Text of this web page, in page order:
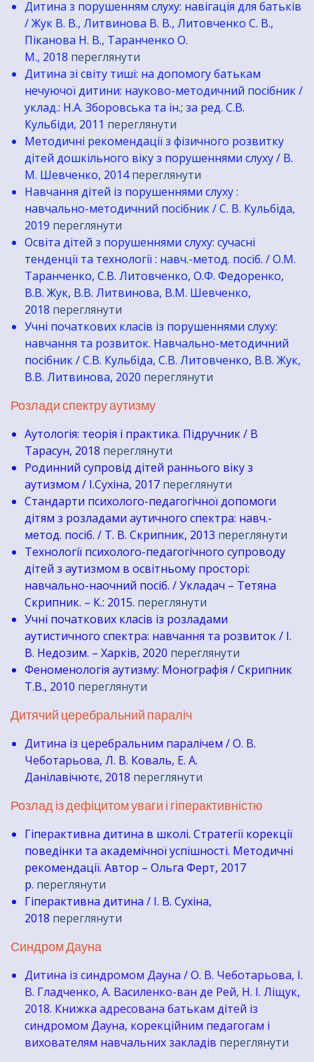
Дитина з порушенням слуху: навігація для батьків
/ Жук В. В., Литвинова В. В., Литовченко С. В.,
Піканова Н. В., Таранченко О.
М., 2018 переглянути
Дитина зі світу тиші: на допомогу батькам
нечуючої дитини: науково-методичний посібник /
уклад.: Н.А. Зборовська та ін.; за ред. С.В.
Кульбіди, 2011 переглянути
Методичні рекомендації з фізичного розвитку
дітей дошкільного віку з порушеннями слуху / В.
М. Шевченко, 2014переглянути
Навчання дітей із порушеннями слуху :
навчально-методичний посібник / С. В. Кульбіда,
2019 переглянути
Освіта дітей з порушеннями слуху: сучасні
тенденції та технології : навч.-метод. посіб. / О.М.
Таранченко, С.В. Литовченко, О.Ф. Федоренко,
В.В. Жук, В.В. Литвинова, В.М. Шевченко,
2018 переглянути
Учні початкових класів із порушеннями слуху:
навчання та розвиток. Навчально-методичний
посібник / С.В. Кульбіда, С.В. Литовченко, В.В. Жук,
В.В. Литвинова, 2020 переглянути
Розлади спектру аутизму
Аутологія: теорія і практика. Підручник / В
Тарасун, 2018 переглянути
Родинний супровід дітей раннього віку з
аутизмом / І.Сухіна, 2017 переглянути
Стандарти психолого-педагогічної допомоги
дітям з розладами аутичного спектра: навч.-
метод. посіб. / Т. В. Скрипник, 2013 переглянути
Технології психолого-педагогічного супроводу
дітей з аутизмом в освітньому просторі:
навчально-наочний посіб. / Укладач – Тетяна
Скрипник. – К.: 2015. переглянути
Учні початкових класів із розладами
аутистичного спектра: навчання та розвиток / І.
В. Недозим. – Харків, 2020 переглянути
Феноменологія аутизму: Монографія / Скрипник
Т.В., 2010 переглянути
Дитячий церебральний параліч
Дитина із церебральним паралічем / О. В.
Чеботарьова, Л. В. Коваль, Е. А.
Данілавічютє, 2018 переглянути
Розлад із дефіцитом уваги і гіперактивністю
Гіперактивна дитина в школі. Стратегії корекції
поведінки та академічної успішності. Методичні
рекомендації. Автор – Ольга Ферт, 2017
р. переглянути
Гіперактивна дитина / І. В. Сухіна,
2018 переглянути
Синдром Дауна
Дитина із синдромом Дауна / О. В. Чеботарьова, І.
В. Гладченко, А. Василенко-ван де Рей, Н. І. Ліщук,
2018. Книжка адресована батькам дітей із
синдромом Дауна, корекційним педагогам і
вихователям навчальних закладів переглянути